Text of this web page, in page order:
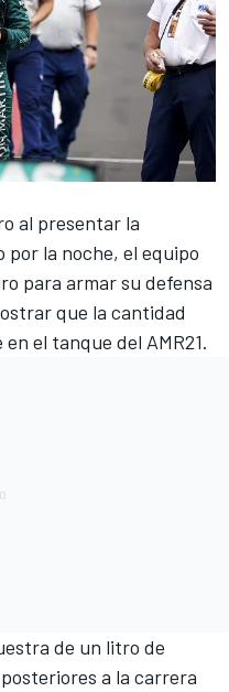
al presentar la
por la noche, el equipo
para armar su defensa
que la cantidad
el tanque del AMR21.
de un litro de
a la carrera